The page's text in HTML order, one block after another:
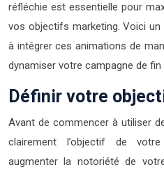
réfléchie est essentielle pour
vos objectifs marketing. Voici
à intégrer ces animations de
dynamiser votre campagne de fin
Définir votre
Avant de commencer à utiliser
clairement l’objectif de votre
augmenter la notoriété de